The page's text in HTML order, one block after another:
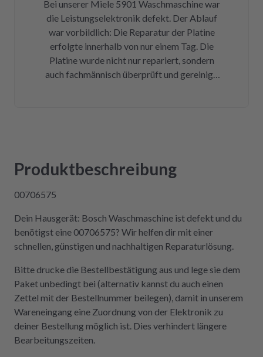
Zukunft nicht wieder auf repartly
zurückgreifen müssen. Aber gut zu wissen,
dass es diese Möglichkeit gibt! Werden wir
definitiv weiter empfehlen.
Bei unserer Miele 5901 Waschmaschine war
die Leistungselektronik defekt. Der Ablauf
war vorbildlich: Die Reparatur der Platine
erfolgte innerhalb von nur einem Tag. Die
Platine wurde nicht nur repariert, sondern
auch fachmännisch überprüft und gereinigt.
Der Aus- und Einbau der Platine war dank der
Produktbeschreibung
00706575
Dein Hausgerät: Bosch Waschmaschine ist defekt und du
benötigst eine 00706575? Wir helfen dir mit einer
schnellen, günstigen und nachhaltigen Reparaturlösung.
Bitte drucke die Bestellbestätigung aus und lege sie dem
Paket unbedingt bei (alternativ kannst du auch einen
Zettel mit der Bestellnummer beilegen), damit in unserem
Wareneingang eine Zuordnung von der Elektronik zu
deiner Bestellung möglich ist. Dies verhindert längere
Bearbeitungszeiten.